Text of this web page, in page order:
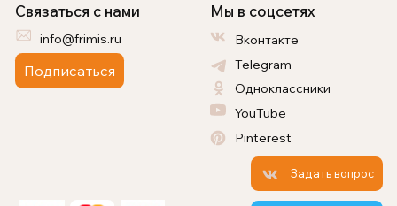
Связаться с нами
info@frimis.ru
Подписаться
Мы в соцсетях
Вконтакте
Telegram
Одноклассники
YouTube
Pinterest
Задать вопрос